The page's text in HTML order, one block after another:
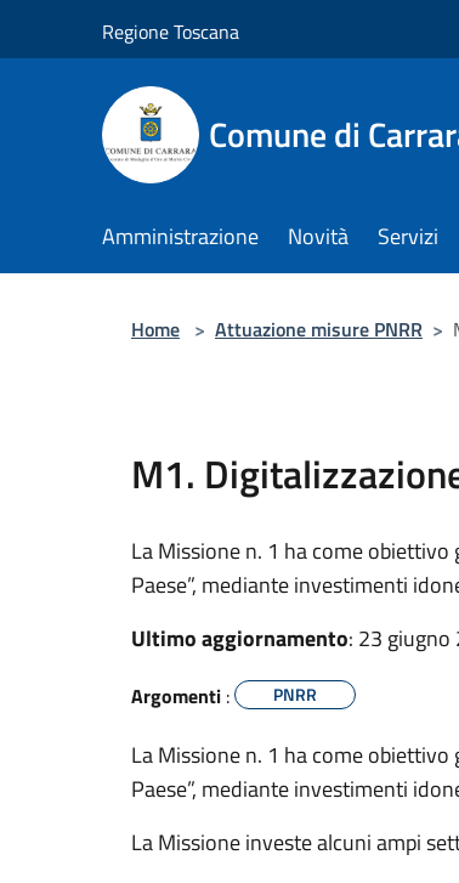
Regione Toscana
Comune di
Amministrazione Novità Servizi
Home > Attuazione misure PNRR >
M1.
La Missione n. 1 ha come
Paese”, mediante investimenti
Ultimo aggiornamento: 23
Argomenti : PNRR
La Missione n. 1 ha come
Paese”, mediante investimenti
La Missione investe alcuni ampi